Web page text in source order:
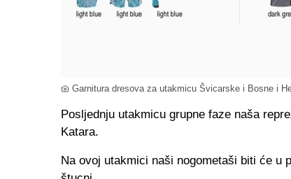
Garnitura dresova za utakmicu Švicarske i Bosne i
Posljednju utakmicu grupne faze naša
Katara.
Na ovoj utakmici naši nogometaši biti će u